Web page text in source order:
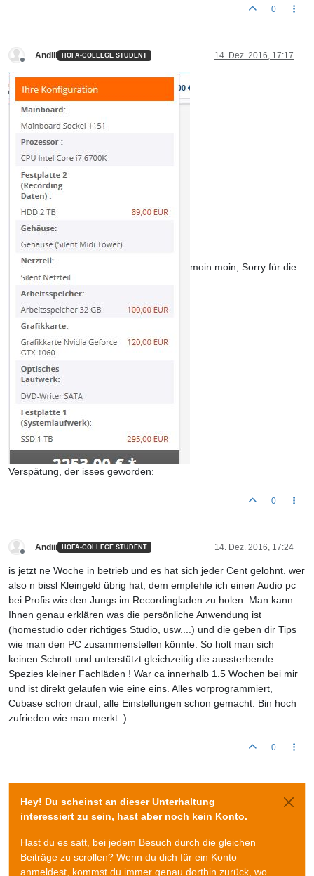
0
Offline
Andiii HOFA-COLLEGE STUDENT 14. Dez. 2016, 17:17
moin moin, Sorry für die
Verspätung, der isses geworden:
0
Offline
Andiii HOFA-COLLEGE STUDENT 14. Dez. 2016, 17:24
is jetzt ne Woche in betrieb und es hat sich jeder Cent gelohnt. wer
also n bissl Kleingeld übrig hat, dem empfehle ich einen Audio pc
bei Profis wie den Jungs im Recordingladen zu holen. Man kann
Ihnen genau erklären was die persönliche Anwendung ist
(homestudio oder richtiges Studio, usw....) und die geben dir Tips
wie man den PC zusammenstellen könnte. So holt man sich
keinen Schrott und unterstützt gleichzeitig die aussterbende
Spezies kleiner Fachläden ! War ca innerhalb 1.5 Wochen bei mir
und ist direkt gelaufen wie eine eins. Alles vorprogrammiert,
Cubase schon drauf, alle Einstellungen schon gemacht. Bin hoch
zufrieden wie man merkt :)
0
Hey! Du scheinst an dieser Unterhaltung
interessiert zu sein, hast aber noch kein Konto.
Hast du es satt, bei jedem Besuch durch die gleichen
Beiträge zu scrollen? Wenn du dich für ein Konto
anmeldest, kommst du immer genau dorthin zurück, wo